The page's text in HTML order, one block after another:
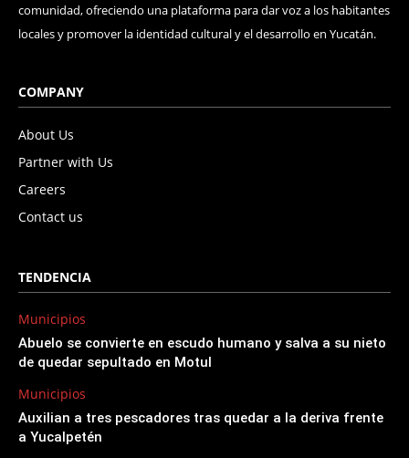
comunidad, ofreciendo una plataforma para dar voz a los habitantes
locales y promover la identidad cultural y el desarrollo en Yucatán.
COMPANY
About Us
Partner with Us
Careers
Contact us
TENDENCIA
Municipios
Abuelo se convierte en escudo humano y salva a su nieto
de quedar sepultado en Motul
Municipios
Auxilian a tres pescadores tras quedar a la deriva frente
a Yucalpetén